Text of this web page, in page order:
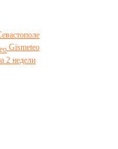
Gismeteo
2 недели